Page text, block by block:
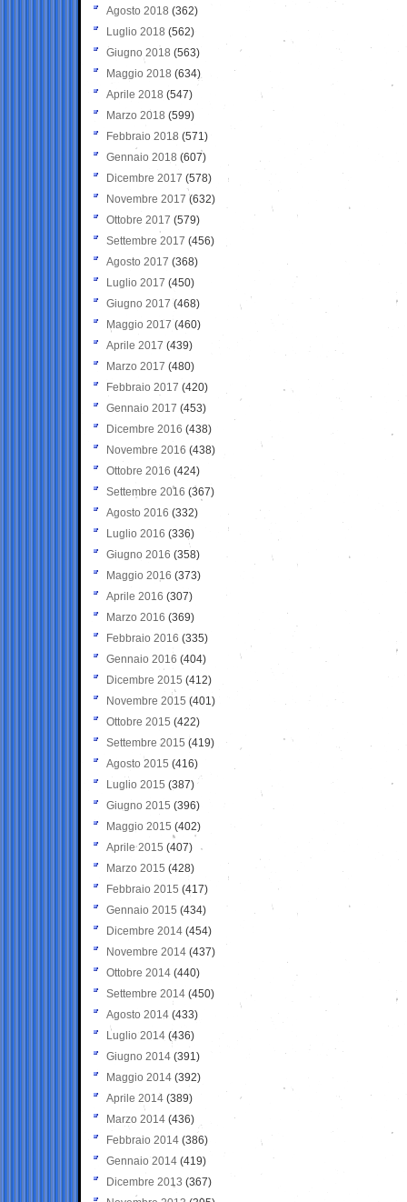
Agosto 2018 (362)
Luglio 2018 (562)
Giugno 2018 (563)
Maggio 2018 (634)
Aprile 2018 (547)
Marzo 2018 (599)
Febbraio 2018 (571)
Gennaio 2018 (607)
Dicembre 2017 (578)
Novembre 2017 (632)
Ottobre 2017 (579)
Settembre 2017 (456)
Agosto 2017 (368)
Luglio 2017 (450)
Giugno 2017 (468)
Maggio 2017 (460)
Aprile 2017 (439)
Marzo 2017 (480)
Febbraio 2017 (420)
Gennaio 2017 (453)
Dicembre 2016 (438)
Novembre 2016 (438)
Ottobre 2016 (424)
Settembre 2016 (367)
Agosto 2016 (332)
Luglio 2016 (336)
Giugno 2016 (358)
Maggio 2016 (373)
Aprile 2016 (307)
Marzo 2016 (369)
Febbraio 2016 (335)
Gennaio 2016 (404)
Dicembre 2015 (412)
Novembre 2015 (401)
Ottobre 2015 (422)
Settembre 2015 (419)
Agosto 2015 (416)
Luglio 2015 (387)
Giugno 2015 (396)
Maggio 2015 (402)
Aprile 2015 (407)
Marzo 2015 (428)
Febbraio 2015 (417)
Gennaio 2015 (434)
Dicembre 2014 (454)
Novembre 2014 (437)
Ottobre 2014 (440)
Settembre 2014 (450)
Agosto 2014 (433)
Luglio 2014 (436)
Giugno 2014 (391)
Maggio 2014 (392)
Aprile 2014 (389)
Marzo 2014 (436)
Febbraio 2014 (386)
Gennaio 2014 (419)
Dicembre 2013 (367)